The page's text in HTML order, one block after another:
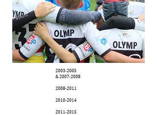
2003-2005
&2007-2008
2008-2011
2010-2014
2011-2015